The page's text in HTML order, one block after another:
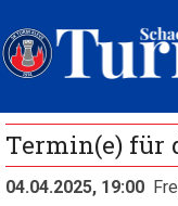
Termin(e) für
04.04.2025, 19:00